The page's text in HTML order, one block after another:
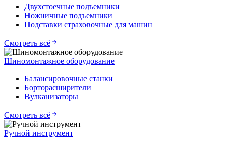
Двухстоечные подъемники
Ножничные подъемники
Подставки страховочные для машин
Смотреть всё
Шиномонтажное оборудование
Балансировочные станки
Борторасширители
Вулканизаторы
Смотреть всё
Ручной инструмент